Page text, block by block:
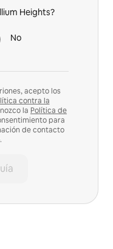
Heights?
No
acepto los
contra la
la Política de
para
de contacto